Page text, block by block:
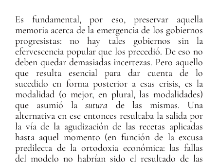
Es fundamental, por eso, preservar aquella
memoria acerca de la emergencia de los gobiernos
progresistas: no hay tales gobiernos sin la
efervescencia popular que los precedió. De eso no
deben quedar demasiadas incertezas. Pero aquello
que resulta esencial para dar cuenta de lo
sucedido en forma posterior a esas crisis, es la
modalidad (o mejor, en plural, las modalidades)
que asumió lasutura de las mismas. Una
alternativa en ese entonces resultaba la salida por
la vía de la agudización de las recetas aplicadas
hasta aquel momento (en función de la excusa
predilecta de la ortodoxia económica: las fallas
del modelo no habrían sido el resultado de las